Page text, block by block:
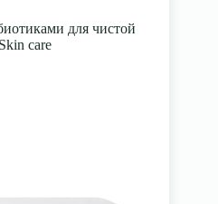
для чистой
care